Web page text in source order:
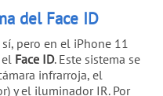
del Face ID
pero en el iPhone 11
Face ID. Este sistema se
infrarroja, el
y el iluminador IR. Por